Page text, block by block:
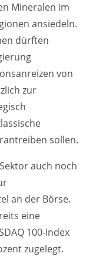
Mineralen im
ansiedeln.
dürften
von
zur
sollen.
auch noch
an der Börse.
eine
100-Index
zugelegt.